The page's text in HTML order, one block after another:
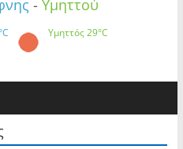
- Υμηττού
Υμηττός29°C